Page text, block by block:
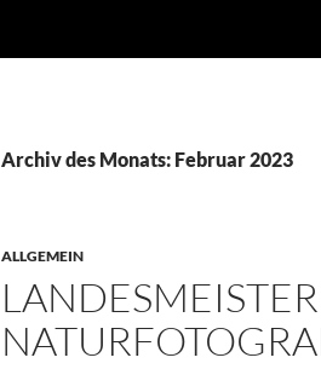
Archiv des Monats: Februar 2023
ALLGEMEIN
LANDESMEISTER